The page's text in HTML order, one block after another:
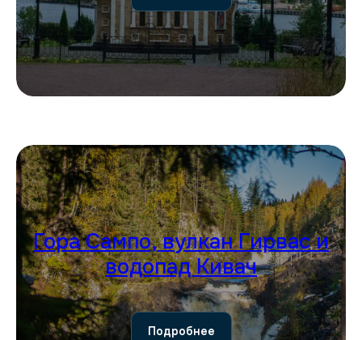
Гора Сампо, вулкан Гирвас и
водопад Кивач
Подробнее